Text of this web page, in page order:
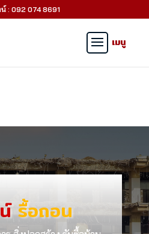
: 092 074 8691
น์รื้อถอน